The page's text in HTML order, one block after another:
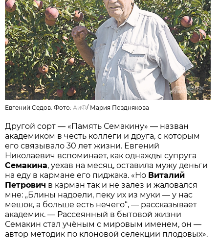
Евгений Седов. Фото: АиФ/ Мария Позднякова
Другой сорт — «Память Семакину» — назван
академиком в честь коллеги и друга, с которым
его связывало 30 лет жизни. Евгений
Николаевич вспоминает, как однажды супруга
Семакина, уехав на месяц, оставила мужу деньги
на еду в кармане его пиджака. «Но Виталий
Петрович в карман так и не залез и жаловался
мне: „Блины надоели, пеку их из муки — у нас
мешок, а больше есть нечего“, — рассказывает
академик. — Рассеянный в бытовой жизни
Семакин стал учёным с мировым именем, он —
автор методик по клоновой селекции плодовых».